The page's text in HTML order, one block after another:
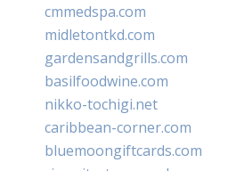
cmmedspa.com
midletontkd.com
gardensandgrills.com
basilfoodwine.com
nikko-tochigi.net
caribbean-corner.com
bluemoongiftcards.com